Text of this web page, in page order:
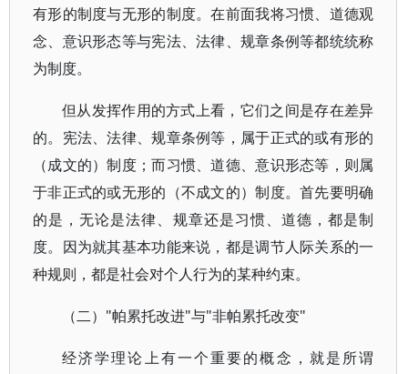
有形的制度与无形的制度。在前面我将习惯、道德观
念、意识形态等与宪法、法律、规章条例等都统统称
为制度。
但从发挥作用的方式上看，它们之间是存在差异
的。宪法、法律、规章条例等，属于正式的或有形的
（成文的）制度；而习惯、道德、意识形态等，则属
于非正式的或无形的（不成文的）制度。首先要明确
的是，无论是法律、规章还是习惯、道德，都是制
度。因为就其基本功能来说，都是调节人际关系的一
种规则，都是社会对个人行为的某种约束。
（二）"帕累托改进"与"非帕累托改变"
经济学理论上有一个重要的概念，就是所谓